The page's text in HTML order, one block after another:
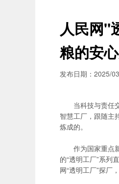
人民网"
粮的安
发布日期：2025/
当科技与责任
智慧工厂，跟随主
炼成的。
作为国家重点
的“透明工厂”系列
网“透明工厂”探厂